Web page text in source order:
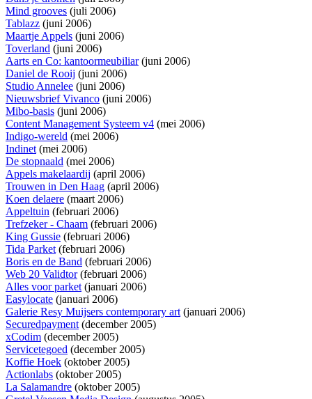
Mind grooves (juli 2006)
Tablazz (juni 2006)
Maartje Appels (juni 2006)
Toverland (juni 2006)
Aarts en Co: kantoormeubiliar(juni 2006)
Daniel de Rooij (juni 2006)
Studio Annelee (juni 2006)
Nieuwsbrief Vivanco (juni 2006)
Mibo-basis (juni 2006)
Content Management Systeem v4 (mei 2006)
Indigo-wereld (mei 2006)
Indinet(mei 2006)
De stopnaald (mei 2006)
Appels makelaardij (april 2006)
Trouwen in Den Haag (april 2006)
Koen delaere (maart 2006)
Appeltuin (februari 2006)
Trefzeker - Chaam (februari 2006)
King Gussie (februari 2006)
Tida Parket(februari 2006)
Boris en de Band (februari 2006)
Web 20 Validtor(februari 2006)
Alles voor parket(januari 2006)
Easylocate (januari 2006)
Galerie Resy Muijsers contemporary art(januari 2006)
Securedpayment(december 2005)
xCodim (december 2005)
Servicetegoed (december 2005)
Koffie Hoek (oktober 2005)
Actionlabs (oktober 2005)
La Salamandre (oktober 2005)